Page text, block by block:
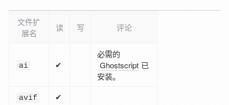
文件扩
展名
读 写 评论
ai ✔
必需的
Ghostscript 已
安装。
avif ✔